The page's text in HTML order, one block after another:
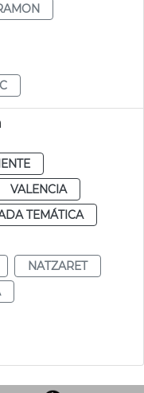
VALENCIA
TEMÁTICA
NATZARET